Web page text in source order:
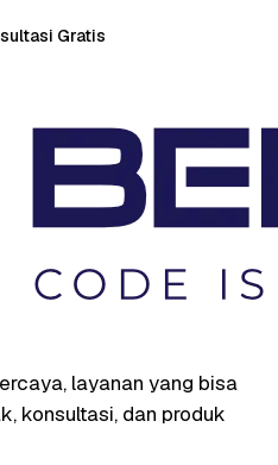
Gratis
layanan yang bisa
konsultasi, dan produk